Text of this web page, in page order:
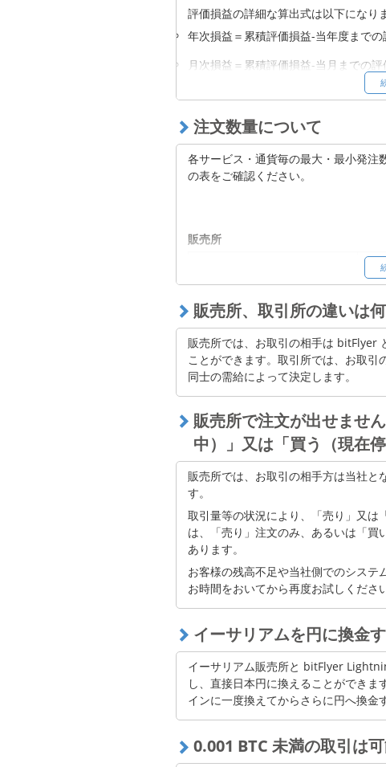
指定した金額または数量に応じ
「買い注文を確定する」を選択
「購入が完了しました。」と表
評価損益の詳細な算出式は以下になり
年次損益＝累積評価損益-当年度までの
月次損益＝累積評価損益-当月までの評
週次損益＝累積評価損益-当週月曜日ま
日次損益＝累積評価損益-当日までの評
※ 保有通貨、建玉の相場変動による損
※ 各手数料は計算に含まれません。
注文数量について
各サービス・通貨毎の最大・最小発注
の表をご確認ください。
販売所
取扱通貨 単位
ビットコイン
BTC
イーサ（イーサリアム）
ETH
イーサ（イーサリアム・クラ
ETC
ライトコイン LTC
ビットコインキャッシュ
BCH
モナコイン
リスク
LSK
エックスアールピー（XRP）
ベーシックアテンショントー
クン
BAT
ステラルーメン XLM
ネム
テゾス
XTZ
ポルカドット
チェーンリンク
販売所、取引所の違いは何
販売所では、お取引の相手は bitFlyer
ことができます。取引所では、お取
同士の需給によって決定します。
販売所で注文が出せませ
中）」又は「買う（現在
販売所では、お取引の相手方は当社と
す。
取引量等の状況により、「売り」又は
は、「売り」注文のみ、あるいは「
あります。
お客様の残高不足や当社側でのシステ
お時間をおいてから再度お試しください
イーサリアムを円に換金
イーサリアム販売所と bitFlyer
し、直接日本円に換えることができ
インに一度換えてからさらに円へ換金
0.001 BTC 未満の取引は可